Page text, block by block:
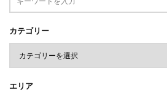
カテゴリー
エリア